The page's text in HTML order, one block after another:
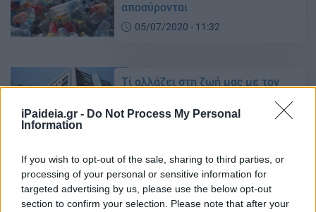
iPaideia.gr - Do Not Process My Personal
Information
If you wish to opt-out of the sale, sharing to third parties, or
processing of your personal or sensitive information for
targeted advertising by us, please use the below opt-out
section to confirm your selection. Please note that after your
αποσύρονται
05/07/2020 - 11:32
Τί αλλάζει στη ζωή μας με τον
06/05/2020 - 22:10
Έρχεται νέο «χαράτσι» στις
πλαστικές σακούλες
21/01/2020 - 12:41